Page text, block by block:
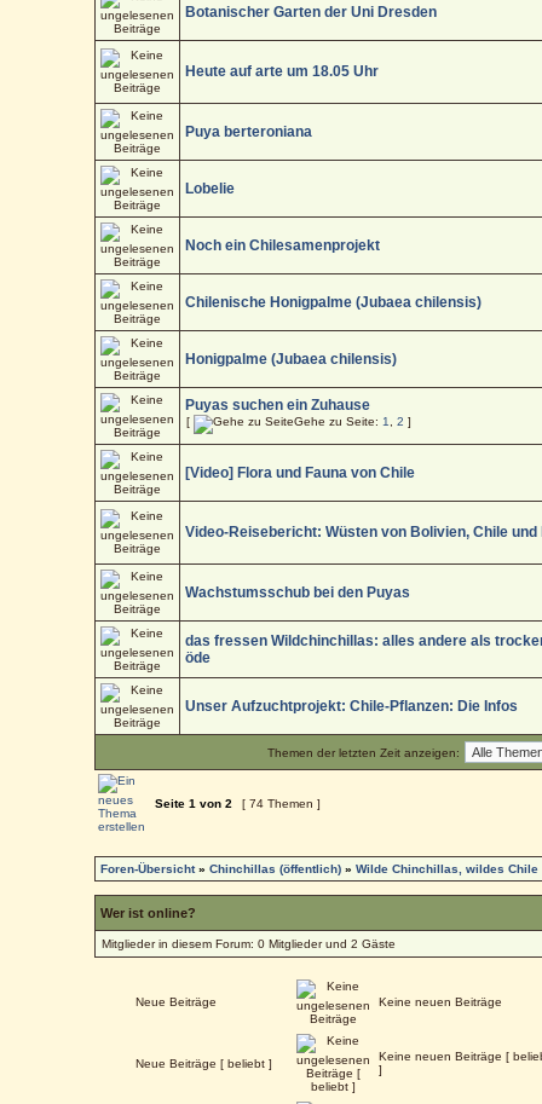
Botanischer Garten der Uni Dresden
Heute auf arte um 18.05 Uhr
Puya berteroniana
Lobelie
Noch ein Chilesamenprojekt
Chilenische Honigpalme (Jubaea chilensis)
Honigpalme (Jubaea chilensis)
Puyas suchen ein Zuhause
[ Gehe zu Seite: 1 ,2 ]
[Video] Flora und Fauna von Chile
Video-Reisebericht: Wüsten von Bolivien, Chile und
Wachstumsschub bei den Puyas
das fressen Wildchinchillas: alles andere als
öde
Unser Aufzuchtprojekt: Chile-Pflanzen: Die Infos
Themen der letzten Zeit anzeigen:
Seite1 von2 [ 74 Themen ]
Foren-Übersicht»Chinchillas (öffentlich) »Wilde Chinchillas, wildes Chile
Wer ist online?
Mitglieder in diesem Forum: 0 Mitglieder und 2 Gäste
Neue Beiträge Keine neuen Beiträge
Neue Beiträge [ beliebt ]
Keine neuen Beiträge [
]